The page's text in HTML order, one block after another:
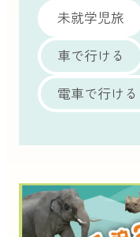
未就学児旅
車で行ける
電車で行ける